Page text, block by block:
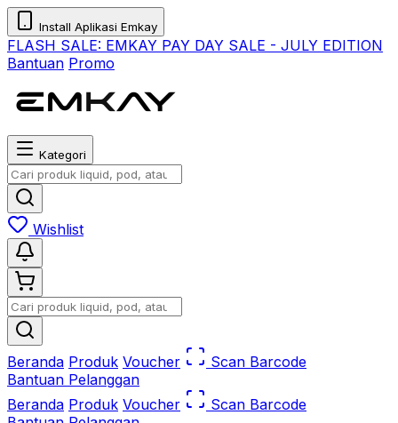
Install Aplikasi Emkay
FLASH SALE: EMKAY PAY DAY SALE - JULY EDITION
Bantuan Promo
Kategori
Wishlist
Beranda Produk Voucher
Scan Barcode
Bantuan Pelanggan
Beranda Produk Voucher
Scan Barcode